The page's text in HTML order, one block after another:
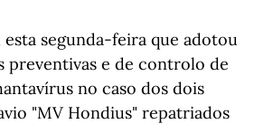
esta segunda-feira que adotou
preventivas e de controlo de
no caso dos dois
"MV Hondius" repatriados